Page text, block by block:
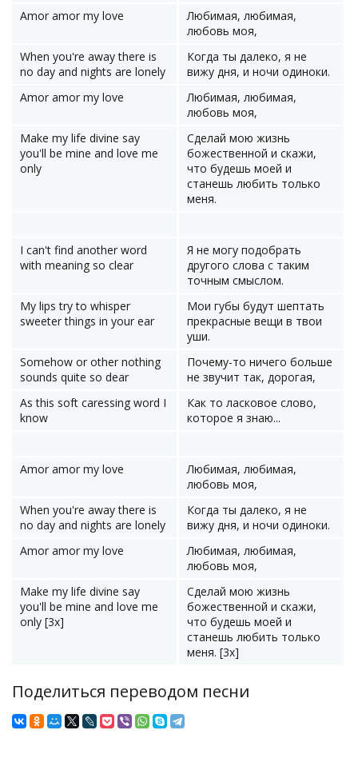
Amor amor my love
Любимая, любимая,
любовь моя,
When you're away there is
no day and nights are lonely
Когда ты далеко, я не
вижу дня, и ночи одиноки.
Amor amor my love
Любимая, любимая,
любовь моя,
Make my life divine say
you'll be mine and love me
only
Сделай мою жизнь
божественной и скажи,
что будешь моей и
станешь любить только
меня.
I can't find another word
with meaning so clear
Я не могу подобрать
другого слова с таким
точным смыслом.
My lips try to whisper
sweeter things in your ear
Мои губы будут шептать
прекрасные вещи в твои
уши.
Somehow or other nothing
sounds quite so dear
Почему-то ничего больше
не звучит так, дорогая,
As this soft caressing word I
know
Как то ласковое слово,
которое я знаю...
Amor amor my love
Любимая, любимая,
любовь моя,
When you're away there is
no day and nights are lonely
Когда ты далеко, я не
вижу дня, и ночи одиноки.
Amor amor my love
Любимая, любимая,
любовь моя,
Make my life divine say
you'll be mine and love me
only [3x]
Сделай мою жизнь
божественной и скажи,
что будешь моей и
станешь любить только
меня. [3x]
Поделиться переводом песни